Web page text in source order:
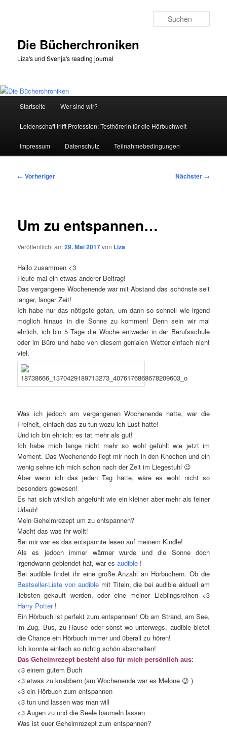
Die Bücherchroniken
Liza's und Svenja's reading journal
Startseite Wer sind wir?
Leidenschaft trifft Profession: Testhörerin für die Hörbuchwelt
Impressum Datenschutz Teilnahmebedingungen
Beitragsnavigation
← Vorheriger Nächster →
Um zu entspannen…
Veröffentlicht am29. Mai 2017von Liza
Hallo zusammen <3
Heute mal ein etwas anderer Beitrag!
Das vergangene Wochenende war mit Abstand das schönste seit
langer, langer Zeit!
Ich habe nur das nötigste getan, um dann so schnell wie irgend
möglich hinaus in die Sonne zu kommen! Denn sein wir mal
ehrlich, ich bin 5 Tage die Woche entweder in der Berufsschule
oder im Büro und habe von diesem genialen Wetter einfach nicht
viel.
Was ich jedoch am vergangenen Wochenende hatte, war die
Freiheit, einfach das zu tun wozu ich Lust hatte!
Und ich bin ehrlich: es tat mehr als gut!
Ich habe mich lange nicht mehr so wohl gefühlt wie jetzt im
Moment. Das Wochenende liegt mir noch in den Knochen und ein
wenig sehne ich mich schon nach der Zeit im Liegestuhl 😉
Aber wenn ich das jeden Tag hätte, wäre es wohl nicht so
besonders gewesen!
Es hat sich wirklich angefühlt wie ein kleiner aber mehr als feiner
Urlaub!
Mein Geheimrezept um zu entspannen?
Macht das was ihr wollt!
Bei mir war es das entspannte lesen auf meinem Kindle!
Als es jedoch immer wärmer wurde und die Sonne doch
irgendwann geblendet hat, war esaudible !
Bei audible findet ihr eine große Anzahl an Hörbüchern. Ob die
Bestseller-Liste von audiblemit Titeln, die bei audible aktuell am
liebsten gekauft werden, oder eine meiner Lieblingsreihen <3
Harry Potter !
Ein Hörbuch ist perfekt zum entspannen! Ob am Strand, am See,
im Zug, Bus, zu Hause oder sonst wo unterwegs, audible bietet
die Chance ein Hörbuch immer und überall zu hören!
Ich konnte einfach so richtig schön abschalten!
Das Geheimrezept besteht also für mich persönlich aus:
<3 einem gutem Buch
<3 etwas zu knabbern (am Wochenende war es Melone 😉 )
<3 ein Hörbuch zum entspannen
<3 tun und lassen was man will
<3 Augen zu und die Seele baumeln lassen
Was ist euer Geheimrezept zum entspannen?